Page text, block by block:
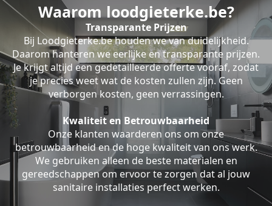
Waarom loodgieterke.be?
Transparante Prijzen
Bij Loodgieterke.be houden we van duidelijkheid.
Daarom hanteren we eerlijke en transparante prijzen.
Je krijgt altijd een gedetailleerde offerte vooraf, zodat
je precies weet wat de kosten zullen zijn. Geen
verborgen kosten, geen verrassingen.
Kwaliteit en Betrouwbaarheid
Onze klanten waarderen ons om onze
betrouwbaarheid en de hoge kwaliteit van ons werk.
We gebruiken alleen de beste materialen en
gereedschappen om ervoor te zorgen dat al jouw
sanitaire installaties perfect werken.